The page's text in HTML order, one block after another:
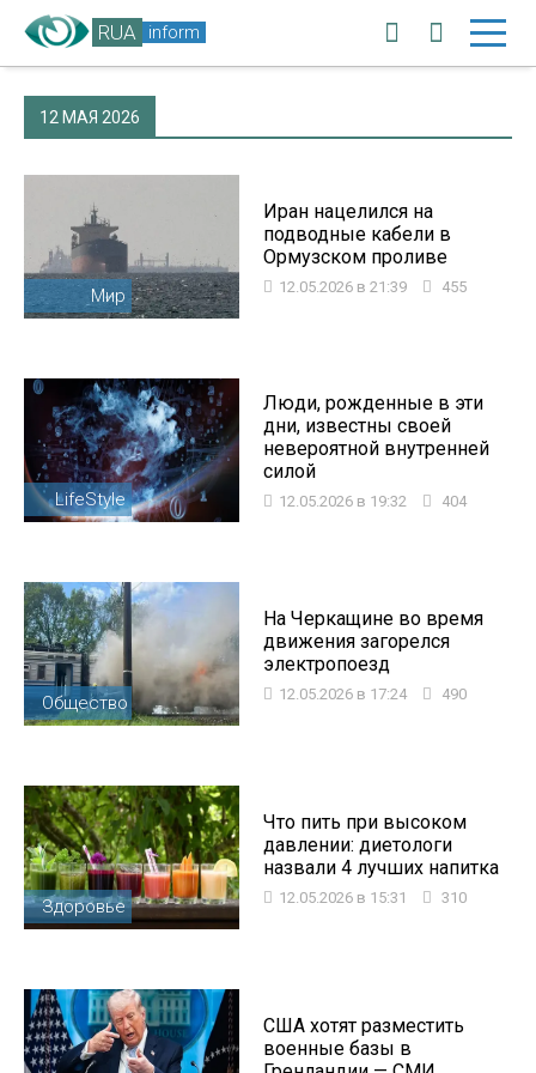
RUA inform
12 МАЯ 2026
Мир
Иран нацелился на
подводные кабели в
Ормузском проливе
12.05.2026 в 21:39 455
LifeStyle
Люди, рожденные в эти
дни, известны своей
невероятной внутренней
силой
12.05.2026 в 19:32 404
Общество
На Черкащине во время
движения загорелся
электропоезд
12.05.2026 в 17:24 490
Здоровье
Что пить при высоком
давлении: диетологи
назвали 4 лучших напитка
12.05.2026 в 15:31 310
США хотят разместить
военные базы в